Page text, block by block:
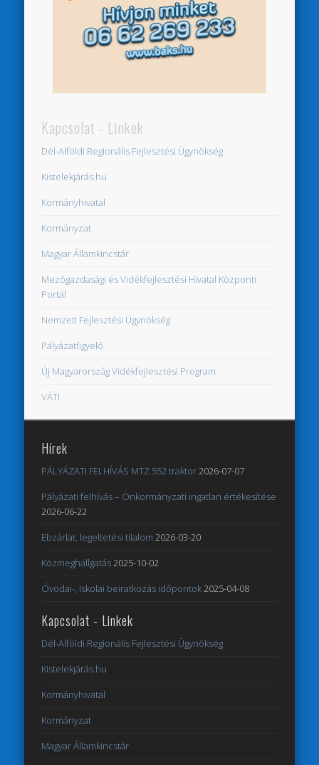
Kapcsolat - Linkek
Dél-Alföldi Regionális Fejlesztési Ügynökség
Kistelekjárás.hu
Kormányhivatal
Kormányzat
Magyar Államkincstár
Mezőgazdasági és Vidékfejlesztési Hivatal Központi
Portál
Nemzeti Fejlesztési Ügynökség
Pályázatfigyelő
Új Magyarország Vidékfejlesztési Program
VÁTI
Hírek
PÁLYÁZATI FELHÍVÁS MTZ 552 traktor2026-07-07
Pályázati felhívás – Önkormányzati ingatlan értékesítése
2026-06-22
Ebzárlat, legeltetési tilalom 2026-03-20
Közmeghallgatás2025-10-02
Óvodai-, Iskolai beiratkozás időpontok2025-04-08
Kapcsolat - Linkek
Dél-Alföldi Regionális Fejlesztési Ügynökség
Kistelekjárás.hu
Kormányhivatal
Kormányzat
Magyar Államkincstár